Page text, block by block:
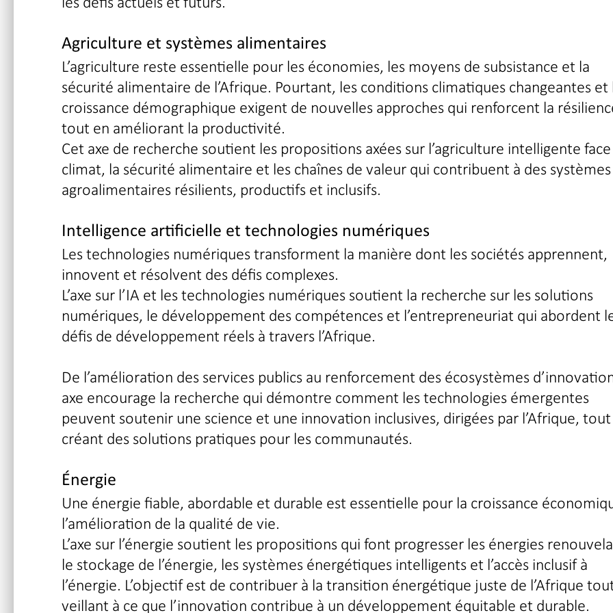
Agriculture et systèmes alimentaires
L’agriculture reste essentielle pour les économies, les moyens de subsistance et la
sécurité alimentaire de l’Afrique. Pourtant, les conditions climatiques changeantes et
croissance démographique exigent de nouvelles approches qui renforcent la
tout en améliorant la productivité.
Cet axe de recherche soutient les propositions axées sur l’agriculture intelligente
climat, la sécurité alimentaire et les chaînes de valeur qui contribuent à des systèmes
agroalimentaires résilients, productifs et inclusifs.
Intelligence artificielle et technologies numériques
Les technologies numériques transforment la manière dont les sociétés apprennent,
innovent et résolvent des défis complexes.
L’axe sur l’IA et les technologies numériques soutient la recherche sur les solutions
numériques, le développement des compétences et l’entrepreneuriat qui abordent
défis de développement réels à travers l’Afrique.
De l’amélioration des services publics au renforcement des écosystèmes
axe encourage la recherche qui démontre comment les technologies émergentes
peuvent soutenir une science et une innovation inclusives, dirigées par l’Afrique,
créant des solutions pratiques pour les communautés.
Énergie
Une énergie fiable, abordable et durable est essentielle pour la croissance
l’amélioration de la qualité de vie.
L’axe sur l’énergie soutient les propositions qui font progresser les énergies
le stockage de l’énergie, les systèmes énergétiques intelligents et l’accès inclusif à
l’énergie. L’objectif est de contribuer à la transition énergétique juste de l’Afrique
veillant à ce que l’innovation contribue à un développement équitable et durable.